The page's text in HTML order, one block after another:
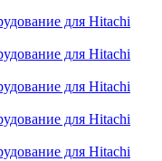
для Hitachi
для Hitachi
для Hitachi
для Hitachi
для Hitachi